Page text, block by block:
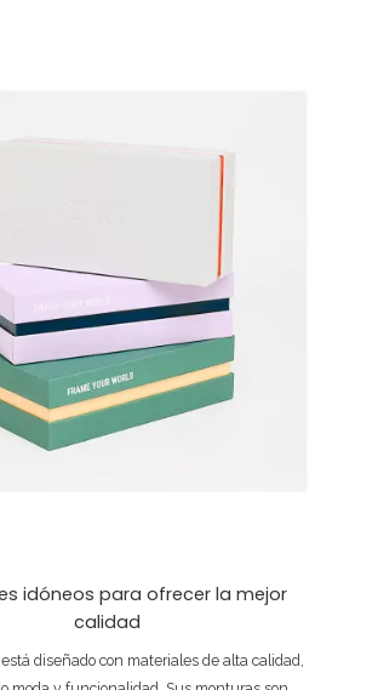
idóneos para ofrecer la mejor
calidad
diseñado con materiales de alta calidad,